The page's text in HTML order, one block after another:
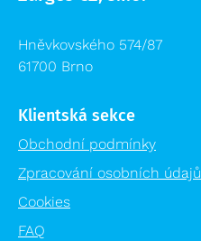
Hněvkovského 574/87
61700 Brno
Klientská sekce
Obchodní podmínky
Zpracování osobních údajů
Cookies
FAQ